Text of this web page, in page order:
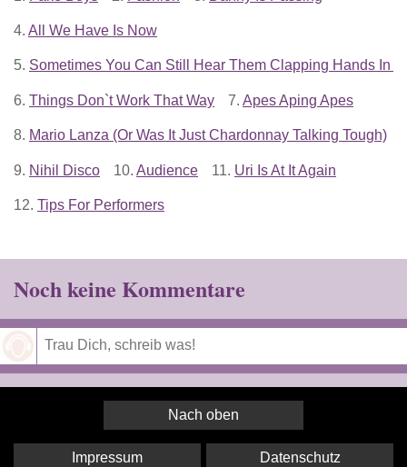
4. All We Have Is Now
5. Sometimes You Can Still Hear Them Clapping Hands In
6. Things Don`t Work That Way 7. Apes Aping Apes
8. Mario Lanza (Or Was It Just Chardonnay Talking Tough)
9. Nihil Disco 10. Audience 11. Uri Is At It Again
12. Tips For Performers
Noch keine Kommentare
Nach oben
Impressum Datenschutz